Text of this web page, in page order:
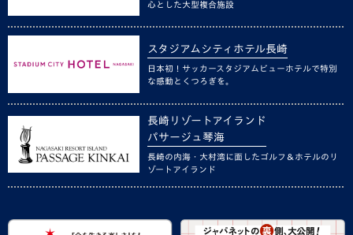
心とした大型複合施設
スタジアムシティホテル長崎
日本初！サッカースタジアムビューホテルで特別
な感動とくつろぎを。
長崎リゾートアイランド
パサージュ琴海
長崎の内海・大村湾に面したゴルフ＆ホテルのリ
ゾートアイランド